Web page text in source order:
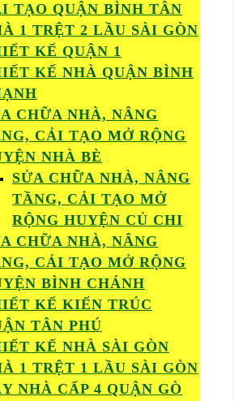
TẠO QUẬN BÌNH TÂN
1 TRỆT 2 LẦU SÀI GÒN
KẾ QUẬN 1
KẾ NHÀ QUẬN BÌNH
CHỮA NHÀ, NÂNG
CẢI TẠO MỞ RỘNG
NHÀ BÈ
SỬA CHỮA NHÀ, NÂNG
TẦNG, CẢI TẠO MỞ
RỘNG HUYỆN CỦ CHI
CHỮA NHÀ, NÂNG
CẢI TẠO MỞ RỘNG
BÌNH CHÁNH
KẾ KIẾN TRÚC
TÂN PHÚ
KẾ NHÀ SÀI GÒN
1 TRỆT 1 LẦU SÀI GÒN
NHÀ CẤP 4 QUẬN GÒ